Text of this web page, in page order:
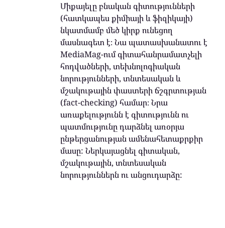
Միքայելը բնական գիտությունների
(հատկապես քիմիայի և ֆիզիկայի)
նկատմամբ մեծ կիրք ունեցող
մասնագետ է։ Նա պատասխանատու է
MediaMag-ում գիտահանրամատչելի
հոդվածների, տեխնոլոգիական
նորությունների, տնտեսական և
մշակութային փաստերի ճշգրտության
(fact-checking) համար։ Նրա
առաքելությունն է գիտությունն ու
պատմությունը դարձնել առօրյա
ընթերցանության ամենահետաքրքիր
մասը: Ներկայացնել գիտական,
մշակութային, տնտեսական
նորություններն ու անցուդարձը: